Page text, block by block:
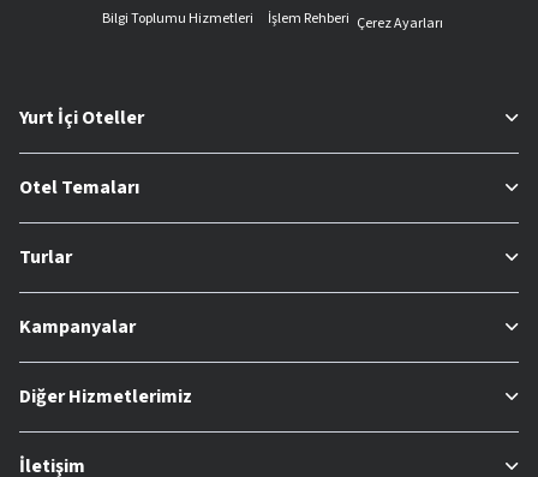
Bilgi Toplumu Hizmetleri
İşlem Rehberi Çerez Ayarları
Yurt İçi Oteller
Otel Temaları
Turlar
Kampanyalar
Diğer Hizmetlerimiz
İletişim